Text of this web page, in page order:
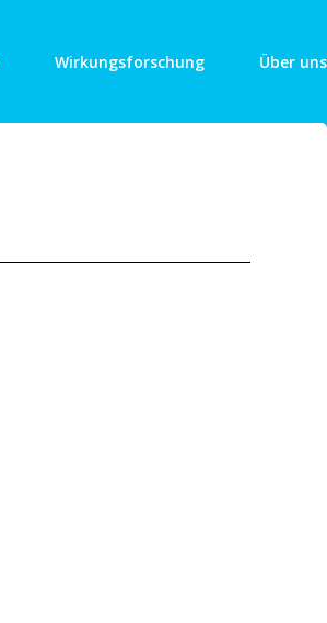
Wirkungsforschung Über uns